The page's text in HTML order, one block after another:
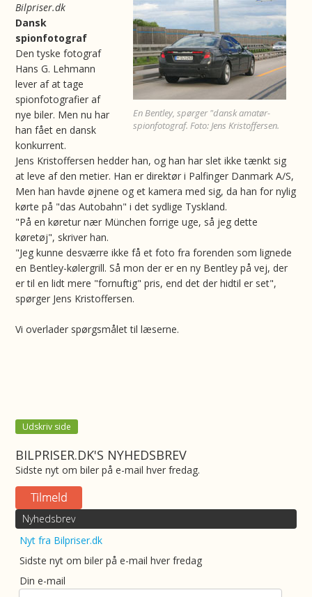
En Bentley, spørger "dansk amatør-
spionfotograf. Foto: Jens Kristoffersen.
Bilpriser.dk
Dansk
spionfotograf
Den tyske fotograf
Hans G. Lehmann
lever af at tage
spionfotografier af
nye biler. Men nu har
han fået en dansk
konkurrent.
Jens Kristoffersen hedder han, og han har slet ikke tænkt sig
at leve af den metier. Han er direktør i Palfinger Danmark A/S,
Men han havde øjnene og et kamera med sig, da han for nylig
kørte på "das Autobahn" i det sydlige Tyskland.
"På en køretur nær München forrige uge, så jeg dette
køretøj", skriver han.
"Jeg kunne desværre ikke få et foto fra forenden som lignede
en Bentley-kølergrill. Så mon der er en ny Bentley på vej, der
er til en lidt mere "fornuftig" pris, end det der hidtil er set",
spørger Jens Kristoffersen.
Vi overlader spørgsmålet til læserne.
Udskriv side
BILPRISER.DK'S NYHEDSBREV
Sidste nyt om biler på e-mail hver fredag.
Nyhedsbrev
Nyt fra Bilpriser.dk
Sidste nyt om biler på e-mail hver fredag
Din e-mail